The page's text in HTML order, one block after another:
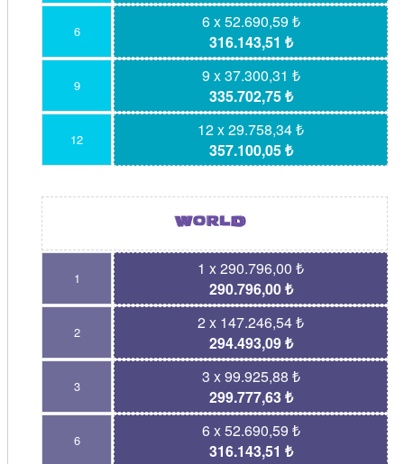
6
6 x 52.690,59 ₺
316.143,51 ₺
9
9 x 37.300,31 ₺
335.702,75 ₺
12
12 x 29.758,34 ₺
357.100,05 ₺
1
1 x 290.796,00 ₺
290.796,00 ₺
2
2 x 147.246,54 ₺
294.493,09 ₺
3
3 x 99.925,88 ₺
299.777,63 ₺
6
6 x 52.690,59 ₺
316.143,51 ₺